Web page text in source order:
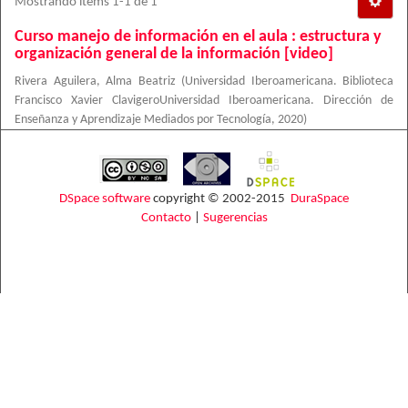
Curso manejo de información en el aula : estructura y
organización general de la información [video]
Rivera Aguilera, Alma Beatriz (Universidad Iberoamericana. Biblioteca
Francisco Xavier ClavigeroUniversidad Iberoamericana. Dirección de
Enseñanza y Aprendizaje Mediados por Tecnología, 2020)
DSpace software copyright © 2002-2015 DuraSpace
Contacto| Sugerencias